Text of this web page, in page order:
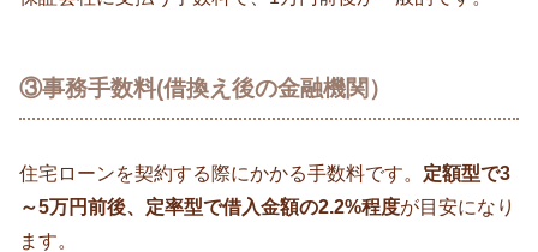
③事務手数料(借換え後の金融機関）
住宅ローンを契約する際にかかる手数料です。 定額型で3
～5万円前後、定率型で借入金額の2.2%程度が目安になり
ます。